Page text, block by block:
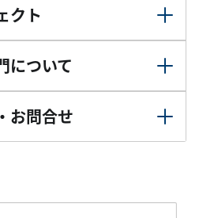
クト
について
お問合せ